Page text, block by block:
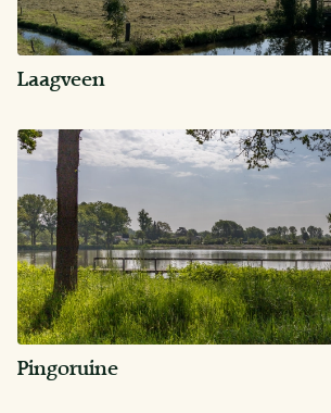
Laagveen
Pingoruine